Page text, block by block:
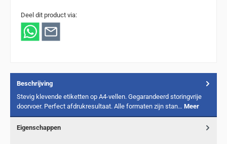
Deel dit product via:
Beschrijving
Stevig klevende etiketten op A4-vellen. Gegarandeerd storingvrije
doorvoer. Perfect afdrukresultaat. Alle formaten zijn stan… Meer
Eigenschappen